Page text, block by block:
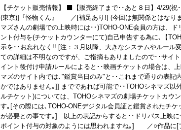
【チケット販売情報】 ⬛【販売終了まで･･あと８日】4/29(
(東京)]『怪物くん』 ／[補足あり!] (今回は無関係とはな
マズさんの劇場での上映時には･･)TOHO-ONE会員の方は、ド
ント付与を(チケットカウンターにて)自己申告する為に､【
示を･･お忘れなく!! [注：３月以降、大きなシステムやルール
ての詳細は不明なのですが、ご指摘もありましたので･･サイ
イント後付け申請ルールによると･･映画チケットの場合は、
マズのサイト内では､"鑑賞当日のみ"と･･これまで通りの表記
かではありません｡]] までであれば可能で･･TOHOシネマズ以
ルチケット)については、TOHOシネマズの劇場チケットカウ
す｡[その際には､TOHO-ONEデジタル会員証と鑑賞されたチ
が必要との事です｡] 以上の表記からすると･･ドリパス上映に
ポイント付与の対象のようには思われますね｡] ／○作品に[